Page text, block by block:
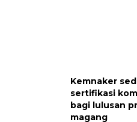
Kemnaker
sertifikasi
bagi lulusan
magang